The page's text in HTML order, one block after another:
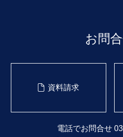
お問
資料請求
電話でお問合せ